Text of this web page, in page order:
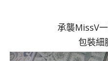
承襲MissV
包裝細